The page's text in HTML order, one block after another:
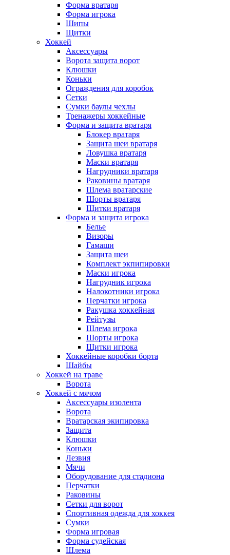
Форма вратаря
Форма игрока
Шипы
Щитки
Хоккей
Аксессуары
Ворота защита ворот
Клюшки
Коньки
Ограждения для коробок
Сетки
Сумки баулы чехлы
Тренажеры хоккейные
Форма и защита вратаря
Блокер вратаря
Защита шеи вратаря
Ловушка вратаря
Маски вратаря
Нагрудники вратаря
Раковины вратаря
Шлема вратарские
Шорты вратаря
Щитки вратаря
Форма и защита игрока
Белье
Визоры
Гамаши
Защита шеи
Комплект экпипировки
Маски игрока
Нагрудник игрока
Налокотники игрока
Перчатки игрока
Ракушка хоккейная
Рейтузы
Шлема игрока
Шорты игрока
Щитки игрока
Хоккейные коробки борта
Шайбы
Хоккей на траве
Ворота
Хоккей с мячом
Аксессуары изолента
Ворота
Вратарская экипировка
Защита
Клюшки
Коньки
Лезвия
Мячи
Оборудование для стадиона
Перчатки
Раковины
Сетки для ворот
Спортивная одежда для хоккея
Сумки
Форма игровая
Форма судейская
Шлема